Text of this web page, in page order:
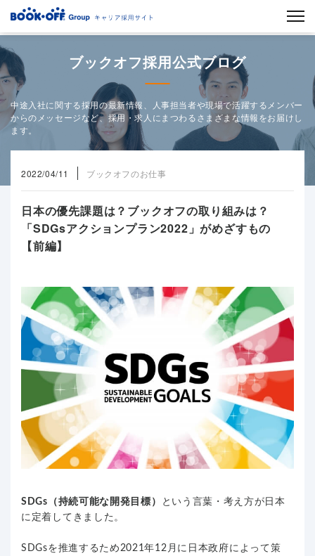
ブックオフ採用公式ブログ
中途入社に関する採用の最新情報、人事担当者や現場で活躍するメンバー
からのメッセージなど、採用・求人にまつわるさまざまな情報をお届けし
ます。
2022/04/11 ブックオフのお仕事
日本の優先課題は？ブックオフの取り組みは？
「SDGsアクションプラン2022」がめざすもの
【前編】
SDGs（持続可能な開発目標）
という言葉・考え方が日本
に定着してきました。
SDGsを推進するため2021年12月に日本政府によって策